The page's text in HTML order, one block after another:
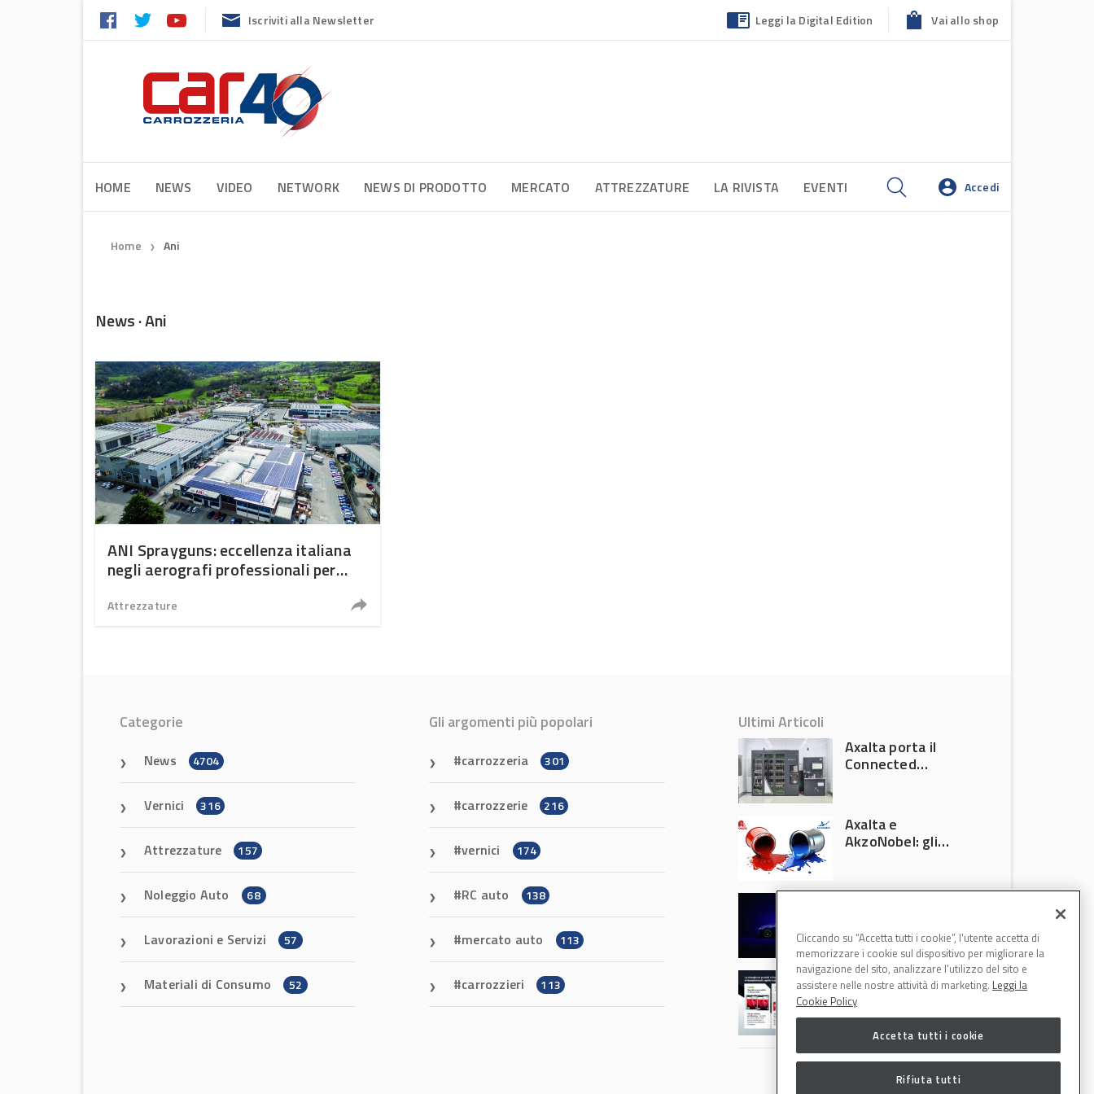
Iscriviti alla Newsletter Leggi la Digital Edition Vai allo shop
HOME NEWS VIDEO NETWORK NEWS DI PRODOTTO MERCATO ATTREZZATURE LA RIVISTA EVENTI Accedi
Home ❯ Ani
News · Ani
ANI Sprayguns: eccellenza italiana
negli aerografi professionali per
Attrezzature
Categorie
News 4704
Vernici 316
Attrezzature 157
Noleggio Auto 68
Lavorazioni e Servizi 57
Materiali di Consumo 52
Gli argomenti più popolari
carrozzeria 301
carrozzerie 216
vernici 174
RC auto 138
mercato auto 113
carrozzieri 113
Ultimi Articoli
Axalta porta il
Connected
Automechanika
Frankfurt 2026
Axalta e
AkzoNobel: gli
quando la
verniciatura
diventa ingegneria
di precisione
R-M Low Energy: i
cicli di verniciatura
che riducono
consumi energetici,
carrozzeria
Cliccando su “Accetta tutti i cookie”, l'utente accetta di
memorizzare i cookie sul dispositivo per migliorare la
navigazione del sito, analizzare l'utilizzo del sito e
assistere nelle nostre attività di marketing. Leggi la
Cookie Policy
Accetta tutti i cookie
Rifiuta tutti